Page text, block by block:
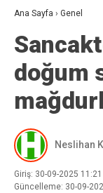
Ana Sayfa › Genel
doğum
Neslihan
Giriş: 30-09-2025 11:21
Güncelleme: 30-09-